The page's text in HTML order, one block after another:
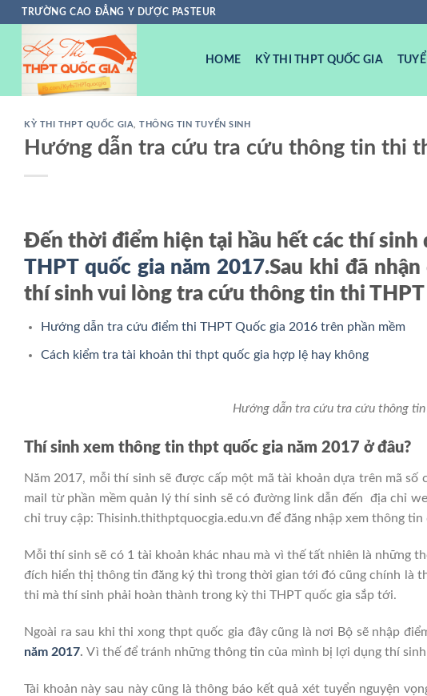
Chuyển
dung
TRƯỜNG CAO ĐẲNG Y DƯỢC PASTEUR
HOME KỲ THI THPT QUỐC GIA
KỲ THI THPT QUỐC GIA ,THÔNG TIN TUYỂN SINH
Hướng dẫn tra cứu tra cứu thông tin thi
Đến thời điểm hiện tại hầu hết các thí sinh
THPT quốc gia năm 2017.Sau khi đã
thí sinh vui lòng tra cứu thông tin thi THPT
Hướng dẫn tra cứu điểm thi THPT Quốc gia 2016 trên phần mềm
Cách kiểm tra tài khoản thi thpt quốc gia hợp lệ hay không
Hướng dẫn tra cứu tra cứu thông
Thí sinh xem thông tin thpt quốc gia năm 2017 ở đâu?
Năm 2017, mỗi thí sinh sẽ được cấp một mã tài khoản dựa trên mã
mail từ phần mềm quản lý thí sinh sẽ có đường link dẫn đến địa chỉ
chỉ truy cập: Thisinh.thithptquocgia.edu.vn để đăng nhập xem thông tin
Mỗi thí sinh sẽ có 1 tài khoản khác nhau mà vì thế tất nhiên là những
đích hiển thị thông tin đăng ký thì trong thời gian tới đó cũng chính là
thi mà thí sinh phải hoàn thành trong kỳ thi THPT quốc gia sắp tới.
Ngoài ra sau khi thi xong thpt quốc gia đây cũng là nơi Bộ sẽ nhập
năm 2017. Vì thế để tránh những thông tin của mình bị lợi dụng thí
Tài khoản này sau này cũng là thông báo kết quả xét tuyển nguyện